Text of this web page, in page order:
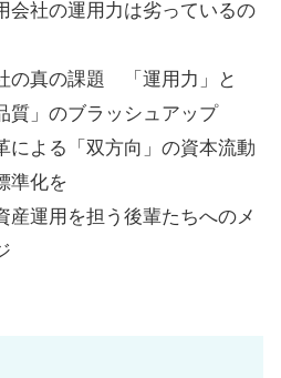
会社の運用力は劣っているの
の真の課題 「運用力」と
質」のブラッシュアップ
による「双方向」の資本流動
準化を
産運用を担う後輩たちへのメ